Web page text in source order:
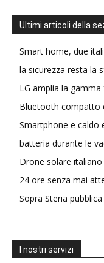
Ultimi articoli della
Smart home, due
la sicurezza resta la
LG amplia la
Bluetooth compatto
Smartphone e caldo
batteria durante le
Drone solare
24 ore senza mai
Sopra Steria
I nostri servizi